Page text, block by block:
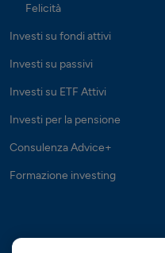
Felicità
Investi su fondi attivi
Investi su passivi
Investi su ETF Attivi
Investi per la pensione
Consulenza Advice+
Formazione investing